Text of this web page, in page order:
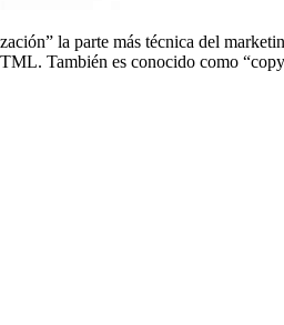
la parte más técnica del
También es conocido como